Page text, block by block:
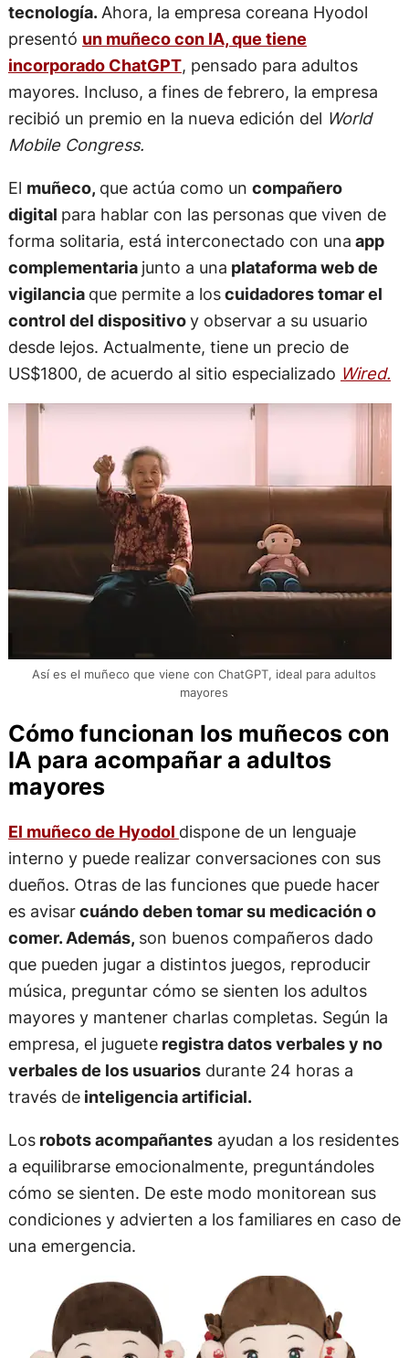
tecnología. Ahora, la empresa coreana Hyodol
presentó un muñeco con IA, que tiene
incorporado ChatGPT, pensado para adultos
mayores. Incluso, a fines de febrero, la empresa
recibió un premio en la nueva edición del World
Mobile Congress.
El muñeco, que actúa como un compañero
digital para hablar con las personas que viven de
forma solitaria, está interconectado con una app
complementaria junto a una plataforma web de
vigilancia que permite a loscuidadores tomar el
control del dispositivoy observar a su usuario
desde lejos. Actualmente, tiene un precio de
US$1800, de acuerdo al sitio especializado Wired.
Así es el muñeco que viene con ChatGPT, ideal para adultos
mayores
Cómo funcionan los muñecos con
IA para acompañar a adultos
mayores
El muñeco de Hyodol dispone de un lenguaje
interno y puede realizar conversaciones con sus
dueños. Otras de las funciones que puede hacer
es avisarcuándo deben tomar su medicación o
comer. Además, son buenos compañeros dado
que pueden jugar a distintos juegos, reproducir
música, preguntar cómo se sienten los adultos
mayores y mantener charlas completas. Según la
empresa, el jugueteregistra datos verbales y no
verbales de los usuariosdurante 24 horas a
través deinteligencia artificial.
Losrobots acompañantesayudan a los residentes
a equilibrarse emocionalmente, preguntándoles
cómo se sienten. De este modo monitorean sus
condiciones y advierten a los familiares en caso de
una emergencia.